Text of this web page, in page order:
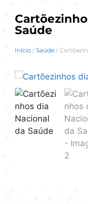
Saúde
Início / Saúde /